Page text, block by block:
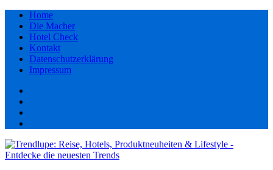
Home
Die Macher
Hotel Check
Kontakt
Datenschutzerklärung
Impressum